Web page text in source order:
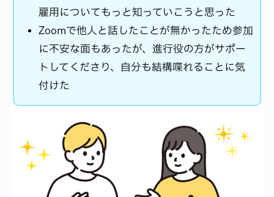
雇用についてもっと知っていこうと思った
Zoomで他人と話したことが無かったため参加
に不安な面もあったが、進行役の方がサポー
トしてくださり、自分も結構喋れることに気
付けた